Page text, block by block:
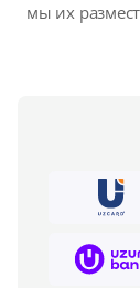
мы их